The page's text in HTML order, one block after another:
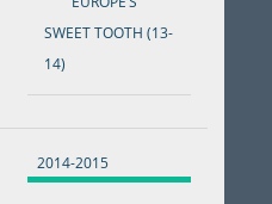
SWEET TOOTH (13-
14)
2014-2015